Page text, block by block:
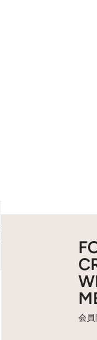
会員